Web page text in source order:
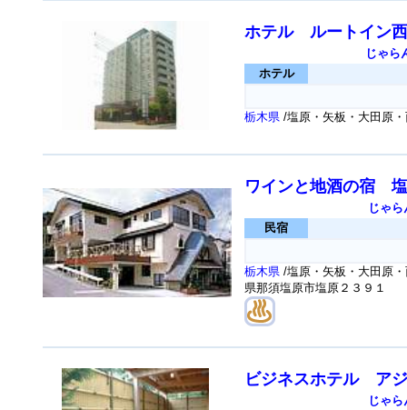
ホテル ルートイン
じゃら
ホテル
栃木県 /塩原・矢板・大田原
ワインと地酒の宿
じゃら
民宿
栃木県 /塩原・矢板・大田原
県那須塩原市塩原２３９１
ビジネスホテル ア
じゃら